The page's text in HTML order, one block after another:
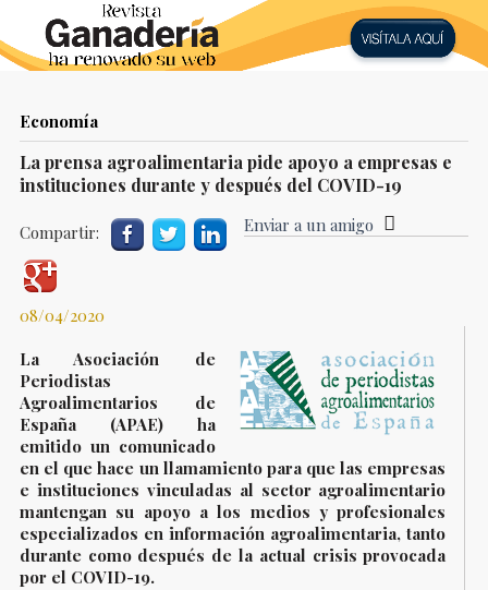
Economía
La prensa agroalimentaria pide apoyo a empresas e
instituciones durante y después del COVID-19
Compartir: Enviar a un amigo
08/04/2020
La Asociación de
Periodistas
Agroalimentarios de
España (APAE) ha
emitido un comunicado
en el que hace un llamamiento para que las empresas
e instituciones vinculadas al sector agroalimentario
mantengan su apoyo a los medios y profesionales
especializados en información agroalimentaria, tanto
durante como después de la actual crisis provocada
por el COVID-19.